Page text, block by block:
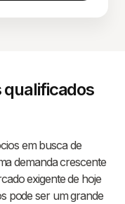
qualificados
em busca de
demanda crescente
exigente de hoje
pode ser um grande